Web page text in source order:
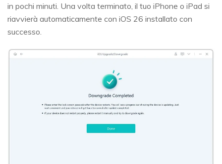
in pochi minuti. Una volta terminato, il tuo iPhone o iPad si
riavvierà automaticamente con iOS 26 installato con
successo.